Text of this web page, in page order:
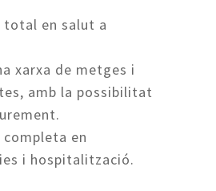
total en salut a
xarxa de metges i
amb la possibilitat
en
i hospitalització.